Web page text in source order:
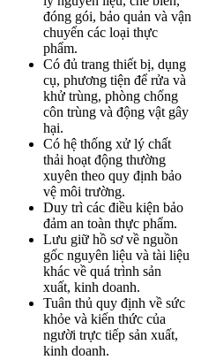
đóng gói, bảo quản và vận
chuyển các loại thực
phẩm.
Có đủ trang thiết bị, dụng
cụ, phương tiện để rửa và
khử trùng, phòng chống
côn trùng và động vật gây
hại.
Có hệ thống xử lý chất
thải hoạt động thường
xuyên theo quy định bảo
vệ môi trường.
Duy trì các điều kiện bảo
đảm an toàn thực phẩm.
Lưu giữ hồ sơ về nguồn
gốc nguyên liệu và tài liệu
khác về quá trình sản
xuất, kinh doanh.
Tuân thủ quy định về sức
khỏe và kiến thức của
người trực tiếp sản xuất,
kinh doanh.